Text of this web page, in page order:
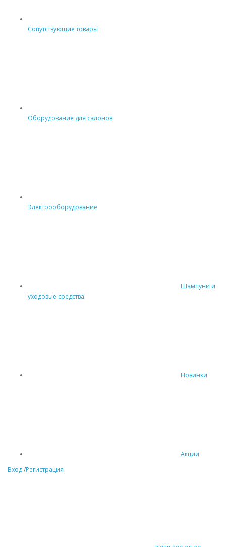
Сопутствующие товары
Оборудование для салонов
Электрооборудование
Шампуни и
уходовые средства
Новинки
Акции
Вход/Регистрация